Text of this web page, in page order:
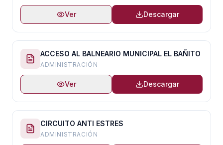
Ver Descargar
ACCESO AL BALNEARIO MUNICIPAL EL BAÑITO
ADMINISTRACIÓN
Ver Descargar
CIRCUITO ANTI ESTRES
ADMINISTRACIÓN